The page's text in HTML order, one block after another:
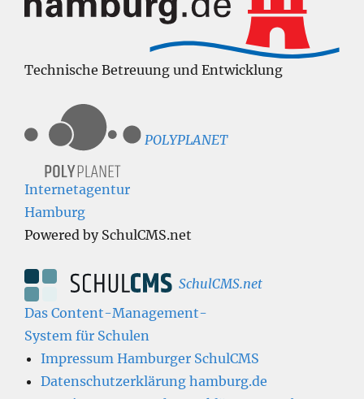
Technische Betreuung und Entwicklung
POLYPLANET
Internetagentur
Hamburg
Powered by SchulCMS.net
SchulCMS.net
Das Content-Management-
System für Schulen
Impressum Hamburger SchulCMS
Datenschutzerklärung hamburg.de